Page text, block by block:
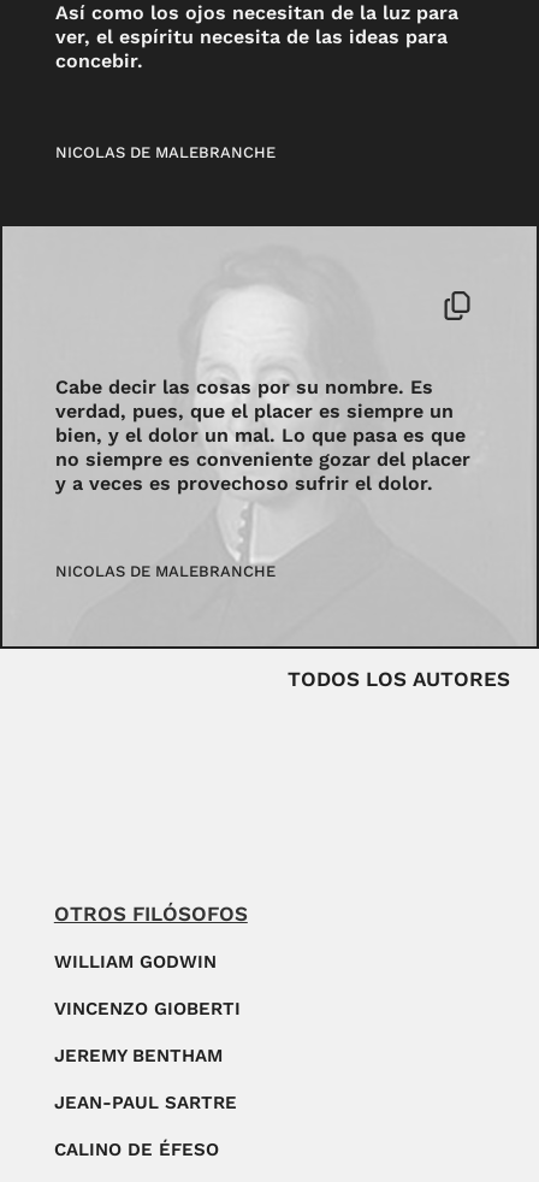
Así como los ojos necesitan de la luz para
ver, el espíritu necesita de las ideas para
concebir.
NICOLAS DE MALEBRANCHE
Cabe decir las cosas por su nombre. Es
verdad, pues, que el placer es siempre un
bien, y el dolor un mal. Lo que pasa es que
no siempre es conveniente gozar del placer
y a veces es provechoso sufrir el dolor.
NICOLAS DE MALEBRANCHE
TODOS LOS AUTORES
OTROS FILÓSOFOS
WILLIAM GODWIN
VINCENZO GIOBERTI
JEREMY BENTHAM
JEAN-PAUL SARTRE
CALINO DE ÉFESO